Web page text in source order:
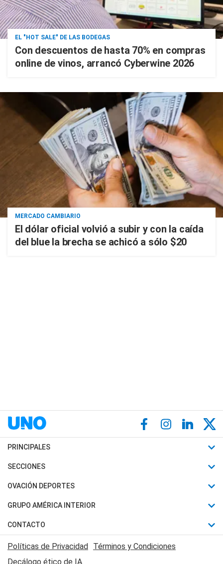
EL "HOT SALE" DE LAS BODEGAS
Con descuentos de hasta 70% en compras
online de vinos, arrancó Cyberwine 2026
MERCADO CAMBIARIO
El dólar oficial volvió a subir y con la caída
del blue la brecha se achicó a sólo $20
PRINCIPALES
Últimas Noticias
Política
Judiciales
Economia
SECCIONES
Horóscopo
Motores
Trucos caseros
Series y Películas
OVACIÓN DEPORTES
Fútbol
Mundial
Automovilismo
Rugby
GRUPO AMÉRICA INTERIOR
Canal 7 en Vivo
CONTACTO
Acerca de Nosotros
Contactanos
Políticas de Privacidad Términos y Condiciones
Decálogo ético de IA